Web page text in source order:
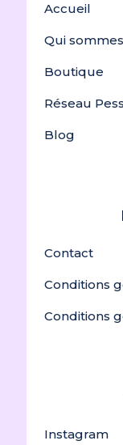
Accueil
Qui
Boutique
Réseau
Blog
Contact
Conditions
Conditions
Instagram